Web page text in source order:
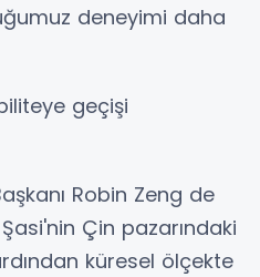
deneyimi daha
geçişi
Robin Zeng de
Çin pazarındaki
küresel ölçekte